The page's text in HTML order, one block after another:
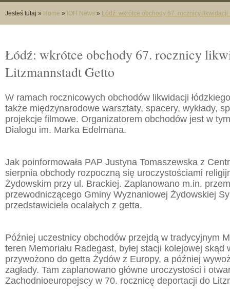
Jesteś tutaj » Home » IOH News » Łódź: wkrótce obchody 67. rocznicy likwidacji
Łódź: wkrótce obchody 67. rocznicy
Litzmannstadt Getto
W ramach rocznicowych obchodów likwidacji
także międzynarodowe warsztaty, spacery, wykłady,
projekcje filmowe. Organizatorem obchodów jest w
Dialogu im. Marka Edelmana.
Jak poinformowała PAP Justyna Tomaszewska z
sierpnia obchody rozpoczną się uroczystościami
Żydowskim przy ul. Brackiej. Zaplanowano m.in.
przewodniczącego Gminy Wyznaniowej Żydowskiej
przedstawiciela ocalałych z getta.
Później uczestnicy obchodów przejdą w tradycyjnym
teren Memoriału Radegast, byłej stacji kolejowej skąd
przywożono do getta Żydów z Europy, a później
zagłady. Tam zaplanowano główne uroczystości i
Zachodnioeuropejscy w 70. rocznicę deportacji do